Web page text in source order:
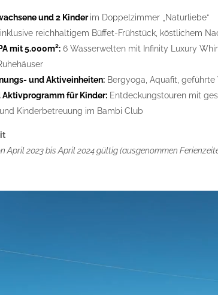
und 2 Kinderim Doppelzimmer „Naturliebe“
inklusive reichhaltigem Büffet-Frühstück, köstlichem
mit 5.000m²: 6 Wasserwelten mit Infinity Luxury
und Aktiveinheiten: Bergyoga, Aquafit,
Aktivprogramm für Kinder: Entdeckungstouren mit
Kinderbetreuung im Bambi Club
April 2023 bis April 2024 gültig (ausgenommen